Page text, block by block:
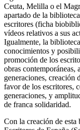
Ceuta, Melilla o el
apartado de la
escritores (ficha
vídeos relativos a sus
Igualmente, la
conocimientos y
promoción de los
obras contemporáneas,
generaciones, creación
favor de los escritores,
generaciones, y
de franca solidaridad.
Con la creación de